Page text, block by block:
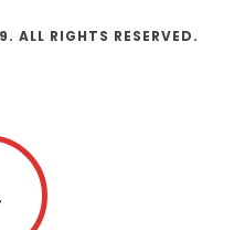
ALL RIGHTS RESERVED.